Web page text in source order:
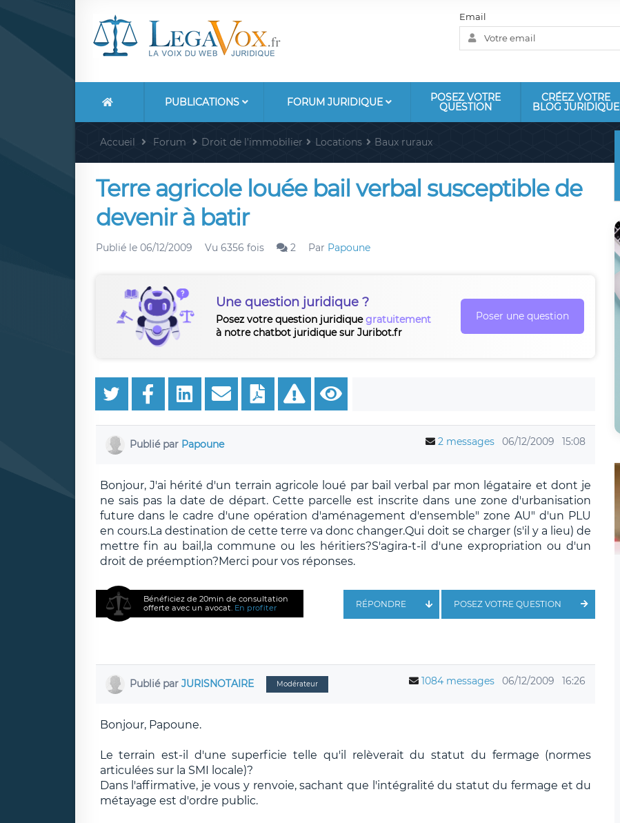
Email
PUBLICATIONS FORUM JURIDIQUE POSEZ VOTRE
QUESTION
CRÉEZ VOTRE
BLOG JURIDIQUE
Accueil Forum Droit de l'immobilier Locations Baux ruraux
Terre agricole louée bail verbal susceptible de
devenir à batir
Publié le 06/12/2009 Vu 6356 fois 2 Par Papoune
Une question juridique ?
Posez votre question juridiquegratuitement
à notre chatbot juridique sur Juribot.fr
Poser une question
Publié par Papoune 2 messages 06/12/2009 15:08
Bonjour, J'ai hérité d'un terrain agricole loué par bail verbal par mon légataire et dont je
ne sais pas la date de départ. Cette parcelle est inscrite dans une zone d'urbanisation
future dans le cadre d'une opération d'aménagement d'ensemble" zone AU" d'un PLU
en cours.La destination de cette terre va donc changer.Qui doit se charger (s'il y a lieu) de
mettre fin au bail,la commune ou les héritiers?S'agira-t-il d'une expropriation ou d'un
droit de préemption?Merci pour vos réponses.
Bénéficiez de 20min de consultation
offerte avec un avocat. En profiter POSEZ VOTRE QUESTION
RÉPONDRE
Publié par JURISNOTAIRE Modérateur 1084 messages 06/12/2009 16:26
Bonjour, Papoune.
Le terrain est-il d'une superficie telle qu'il relèverait du statut du fermage (normes
articulées sur la SMI locale)?
Dans l'affirmative, je vous y renvoie, sachant que l'intégralité du statut du fermage et du
métayage est d'ordre public.